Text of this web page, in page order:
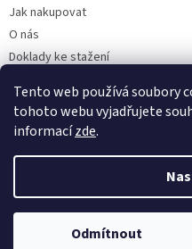
Tento web používá soubory
tohoto webu vyjadřujete
informacízde.
Odmítnout
Jak nakupovat
O nás
Doklady ke stažení
Velkoobchod
Copyright 2026